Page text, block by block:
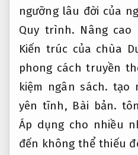
ngưỡng lâu đời của
Quy trình. Nâng
Kiến trúc của chùa
phong cách truyền
kiệm ngân sách. tạo
yên tĩnh, Bài bản.
Áp dụng cho nhiều
đến không thể thiếu